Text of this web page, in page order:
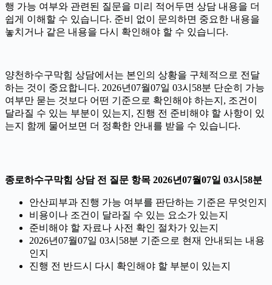
행 가능 여부와 관련된 질문을 미리 적어두면 상담 내용을 더
쉽게 이해할 수 있습니다. 준비 없이 문의하면 중요한 내용을
놓치거나 같은 내용을 다시 확인해야 할 수 있습니다.
양천하수구막힘 상담에서는 본인의 상황을 구체적으로 전달
하는 것이 중요합니다. 2026년07월07일 03시58분 단순히 가능
여부만 묻는 것보다 어떤 기준으로 확인해야 하는지, 조건이
달라질 수 있는 부분이 있는지, 진행 전 준비해야 할 사항이 있
는지 함께 물어보면 더 정확한 안내를 받을 수 있습니다.
종로하수구막힘 상담 전 질문 항목 2026년07월07일 03시58분
안산피부과 진행 가능 여부를 판단하는 기준은 무엇인지
비용이나 조건이 달라질 수 있는 요소가 있는지
준비해야 할 자료나 사전 확인 절차가 있는지
2026년07월07일 03시58분 기준으로 현재 안내되는 내용
인지
진행 전 반드시 다시 확인해야 할 부분이 있는지